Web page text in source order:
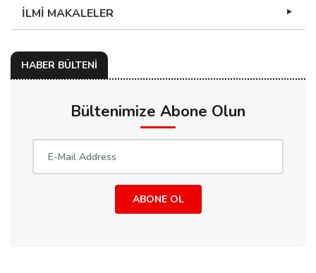
İLMİ MAKALELER
HABER BÜLTENİ
Bültenimize Abone Olun
ABONE OL